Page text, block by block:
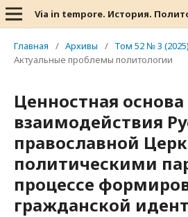
Via in tempore. История.
Главная / Архивы / Том 52 № 3 (2025)
Актуальные проблемы политологии
Ценностная основа
взаимодействия
православной
политическими
процессе
гражданской